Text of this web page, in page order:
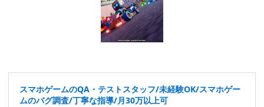
スマホゲームのQA・テストスタッフ/未経験OK/スマホゲー
ムのバグ調査/丁寧な指導/月30万以上可